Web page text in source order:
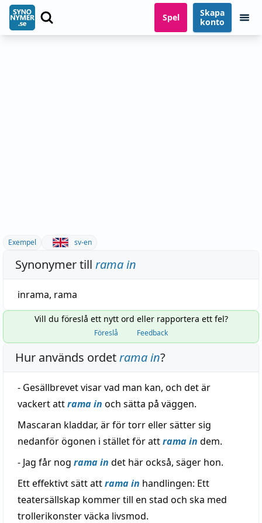
Spel
Skapa
konto
Exempel sv-en
Synonymer till rama in
inrama, rama
Vill du föreslå ett nytt ord eller rapportera ett fel?
Föreslå Feedback
Hur används ordetrama in?
- Gesällbrevet visar vad man kan, och det är
vackert attrama in och sätta på väggen.
Mascaran kladdar, är för torr eller sätter sig
nedanför ögonen i stället för attrama in dem.
- Jag får nog rama in det här också, säger hon.
Ett effektivt sätt attrama in handlingen: Ett
teatersällskap kommer till en stad och ska med
trollerikonster väcka livsmod.